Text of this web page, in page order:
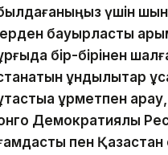
үшін
бауырластық
бір-бірінен
құндылықтар
құрметпен
Демократиялық
пен